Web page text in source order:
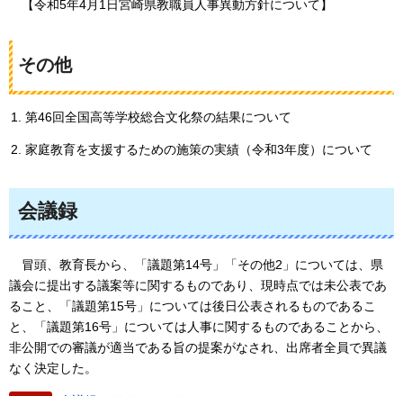
【令和5年4月1日宮崎県教職員人事異動方針について】
その他
第46回全国高等学校総合文化祭の結果について
家庭教育を支援するための施策の実績（令和3年度）について
会議録
冒頭、 教育長から、「議題第14号」「その他2」については、県
議会に提出する議案等に関するものであり、現時点では未公表であ
ること、「議題第15号」については後日公表されるものであるこ
と、「議題第16号」については人事に関するものであることから、
非公開での審議が適当である旨の提案がなされ、出席者全員で異議
なく決定した。